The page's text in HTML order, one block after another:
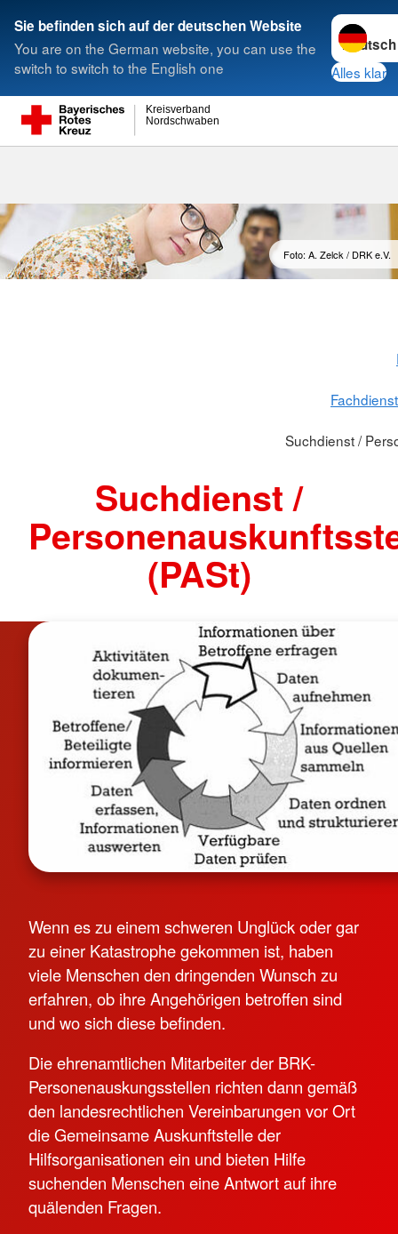
Sie befinden sich auf der deutschen Website
You are on the German website, you can use the
switch to switch to the English one
Sprache
Alles klar
Nordschwaben
Kreisverband
Suche
Foto: A. Zelck / DRK e.V.
Suchdienst /
Suchdienst /
(PASt)
Wenn es zu einem schweren Unglück oder gar
zu einer Katastrophe gekommen ist, haben
viele Menschen den dringenden Wunsch zu
erfahren, ob ihre Angehörigen betroffen sind
und wo sich diese befinden.
Die ehrenamtlichen Mitarbeiter der BRK-
Personenauskungsstellen richten dann gemäß
den landesrechtlichen Vereinbarungen vor Ort
die Gemeinsame Auskunftstelle der
Hilfsorganisationen ein und bieten Hilfe
suchenden Menschen eine Antwort auf ihre
quälenden Fragen.